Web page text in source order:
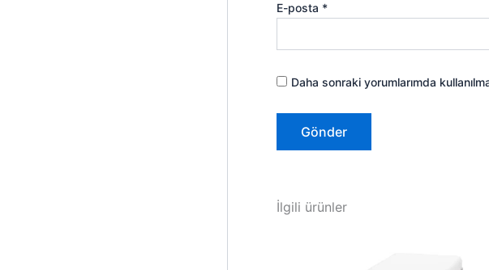
E-posta *
Daha sonraki yorumlarımda
İlgili ürünler